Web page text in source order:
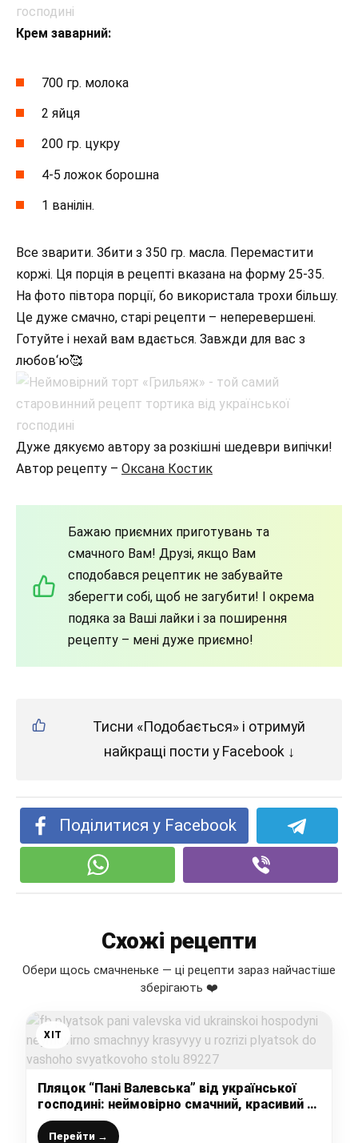
Крем заварний:
700 гр. молока
2 яйця
200 гр. цукру
4-5 ложок борошна
1 ванілін.
Все зварити. Збити з 350 гр. масла. Перемастити
коржі. Ця порція в рецепті вказана на форму 25-35.
На фото півтора порції, бо використала трохи більшу.
Це дуже смачно, старі рецепти – неперевершені.
Готуйте і нехай вам вдається. Завжди для вас з
любов‘ю🥰
Дуже дякуємо автору за розкішні шедеври випічки!
Автор рецепту – Оксана Костик
Бажаю приємних приготувань та
смачного Вам! Друзі, якщо Вам
сподобався рецептик не забувайте
зберегти собі, щоб не загубити! І окрема
подяка за Ваші лайки і за поширення
рецепту – мені дуже приємно!
Тисни «Подобається» і отримуй
найкращі пости у Facebook ↓
Поділитися у Facebook
Схожі рецепти
Обери щось смачненьке — ці рецепти зараз найчастіше
зберігають ❤️
ХІТ
Пляцок “Пані Валевська” від української
господині: неймовірно смачний, красивий у
розрізі пляцок до вашого святкового столу
Перейти →